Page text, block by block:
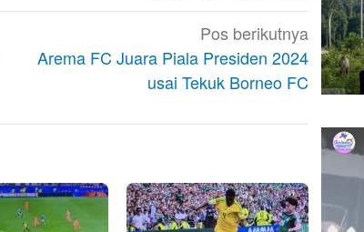
Pos berikutnya
Arema FC Juara Piala Presiden 2024
usai Tekuk Borneo FC